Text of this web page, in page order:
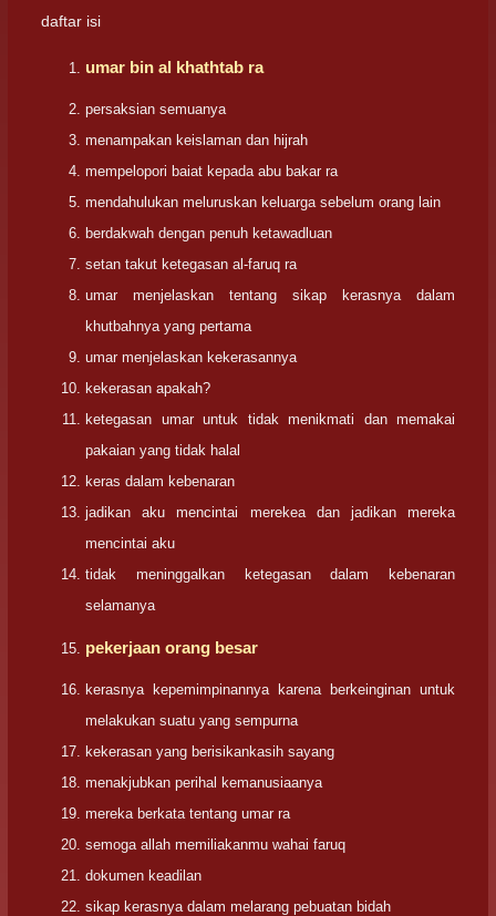
daftar isi
umar bin al khathtab ra
persaksian semuanya
menampakan keislaman dan hijrah
mempelopori baiat kepada abu bakar ra
mendahulukan meluruskan keluarga sebelum orang lain
berdakwah dengan penuh ketawadluan
setan takut ketegasan al-faruq ra
umar menjelaskan tentang sikap kerasnya dalam
khutbahnya yang pertama
umar menjelaskan kekerasannya
kekerasan apakah?
ketegasan umar untuk tidak menikmati dan memakai
pakaian yang tidak halal
keras dalam kebenaran
jadikan aku mencintai merekea dan jadikan mereka
mencintai aku
tidak meninggalkan ketegasan dalam kebenaran
selamanya
pekerjaan orang besar
kerasnya kepemimpinannya karena berkeinginan untuk
melakukan suatu yang sempurna
kekerasan yang berisikankasih sayang
menakjubkan perihal kemanusiaanya
mereka berkata tentang umar ra
semoga allah memiliakanmu wahai faruq
dokumen keadilan
sikap kerasnya dalam melarang pebuatan bidah